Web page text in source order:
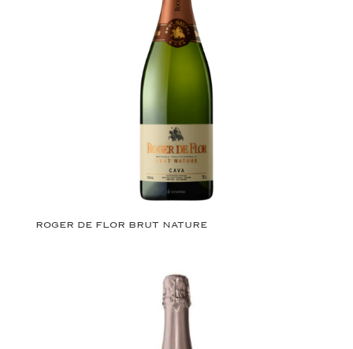
ROGER DE FLOR BRUT NATURE